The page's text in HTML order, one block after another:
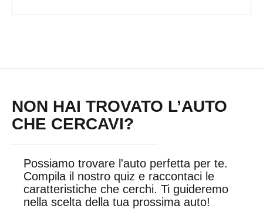
NON HAI TROVATO L’AUTO
CHE CERCAVI?
Possiamo trovare l'auto perfetta per te.
Compila il nostro quiz e raccontaci le
caratteristiche che cerchi. Ti guideremo
nella scelta della tua prossima auto!